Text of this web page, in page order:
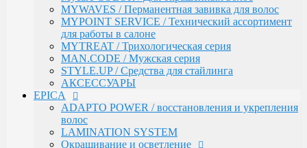
Уход за кожей рук / Крем-мыло, Крем для рук
Styling
TOTAL CARE / Уход и защита
SPECIAL / Особенный уход
SKIN BALANCE| / Регулирование работы сальных
желез
SILK WAVES / Ежедневный уход за вьющимися
волосами
HEMP THERAPY ORGANIC / Для роста волос
MEN'S / Мужская серия
COLD BLOND / Уход для blond
KERATIN PRO / Реконструкция и восстановление
MYWAVES / Перманентная завивка для волос
MYPOINT SERVICE / Технический ассортимент
для работы в салоне
MYTREAT / Трихологическая серия
MAN.CODE / Мужская серия
STYLE.UP / Средства для стайлинга
АКСЕССУАРЫ
EPICA
ADAPTO POWER / восстановления и укрепления
волос
LAMINATION SYSTEM
Окрашивание и осветление